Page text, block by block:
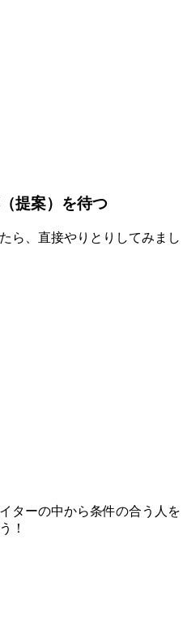
提案）を待つ
ら、直接やりとりしてみまし
ターの中から条件の合う人を
！